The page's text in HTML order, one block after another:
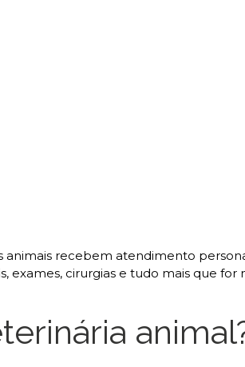
animais recebem atendimento
exames, cirurgias e tudo mais que for